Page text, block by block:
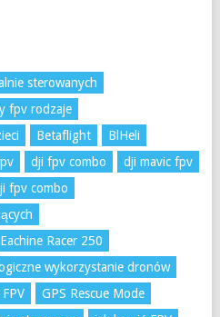
sterowanych
fpv rodzaje
Betaflight
BlHeli
dji fpv combo
dji mavic fpv
fpv combo
Eachine Racer 250
wykorzystanie dronów
GPS Rescue Mode